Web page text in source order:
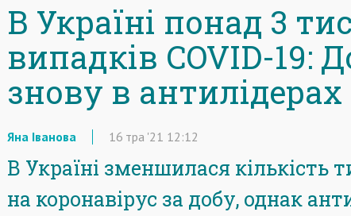
В Україні понад 3
випадків COVID-19:
знову в антилідерах
Яна Іванова 16 тра '21 12:12
В Україні зменшилася кількість
на коронавірус за добу, однак